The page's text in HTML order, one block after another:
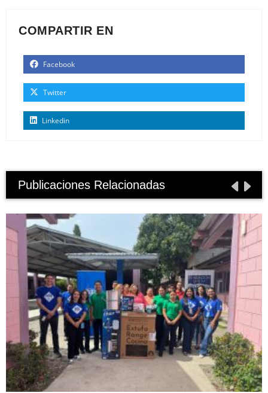
COMPARTIR EN
Facebook
Twitter
Linkedin
Publicaciones Relacionadas